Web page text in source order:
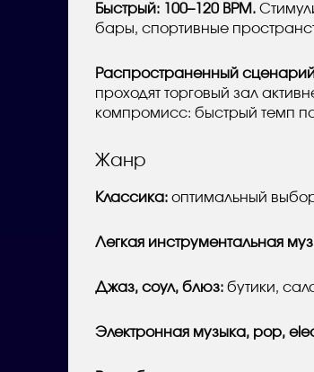
Быстрый: 100–120 BPM.
бары, спортивные
Распространенный
проходят торговый зал
компромисс: быстрый темп
Жанр
Классика: оптимальный
Легкая инструментальная
Джаз, соул, блюз: бутики,
Электронная музыка, pop,